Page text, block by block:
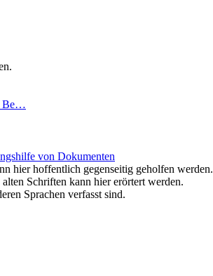
Be…
von Dokumenten
hier hoffentlich gegenseitig geholfen werden.
Schriften kann hier erörtert werden.
Sprachen verfasst sind.